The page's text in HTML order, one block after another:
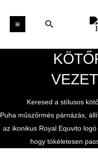
contentMENUSearch
Keresed a stílusos
Puha műszőrmés párnázás,
az ikonikus Royal Equvito
hogy tökéletesen